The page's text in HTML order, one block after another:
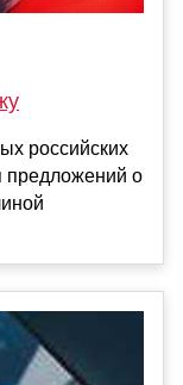
российских
предложений о